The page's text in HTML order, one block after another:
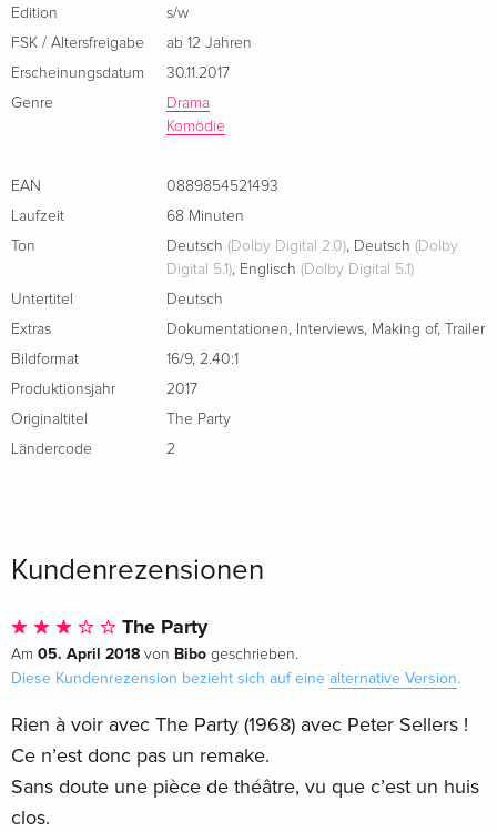
Edition
s/w
FSK / Altersfreigabe
ab 12 Jahren
Erscheinungsdatum
30.11.2017
Genre
Drama
Komödie
EAN
0889854521493
Laufzeit
68 Minuten
Ton
Deutsch (Dolby Digital 2.0), Deutsch (Dolby
Digital 5.1), Englisch (Dolby Digital 5.1)
Untertitel
Deutsch
Extras
Dokumentationen, Interviews, Making of,
Trailer
Bildformat
16/9, 2.40:1
Produktionsjahr
2017
Originaltitel
The Party
Ländercode
2
Kundenrezensionen
The Party
Am 05. April 2018 von Bibo geschrieben.
Diese Kundenrezension bezieht sich auf eine alternative Version.
Rien à voir avec The Party (1968) avec Peter Sellers !
Ce n’est donc pas un remake.
Sans doute une pièce de théâtre, vu que c’est un huis
clos.